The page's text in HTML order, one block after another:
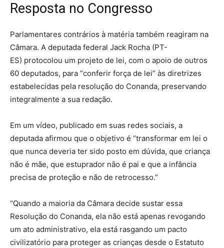
Resposta no Congresso
Parlamentares contrários à matéria também reagiram na
Câmara. A deputada federal Jack Rocha (PT-
ES) protocolou um projeto de lei, com o apoio de outros
60 deputados, para “conferir força de lei” às diretrizes
estabelecidas pela resolução do Conanda, preservando
integralmente a sua redação.
Em um vídeo, publicado em suas redes sociais, a
deputada afirmou que o objetivo é “transformar em lei o
que nunca deveria ter sido posto em dúvida, que criança
não é mãe, que estuprador não é pai e que a infância
precisa de proteção e não de retrocesso.”
“Quando a maioria da Câmara decide sustar essa
Resolução do Conanda, ela não está apenas revogando
um ato administrativo, ela está rasgando um pacto
civilizatório para proteger as crianças desde o Estatuto